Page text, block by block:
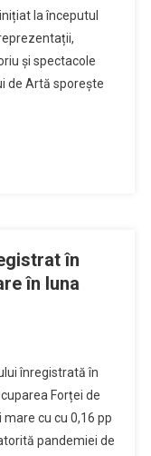
la începutul
și spectacole
de Artă sporește
în
în luna
înregistrată în
Forței de
cu cu 0,16 pp
pandemiei de